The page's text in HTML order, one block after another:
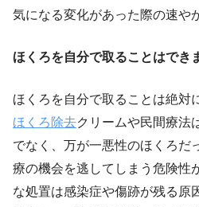
気になる変化があった際の速や
ほくろを自分で取ることはでき
ほくろを自分で取ることは絶対
ほくろ除去クリームや民間療法
でなく、万が一悪性のほくろだ
療の機会を逃してしまう危険性
な処置は感染症や傷跡が残る原